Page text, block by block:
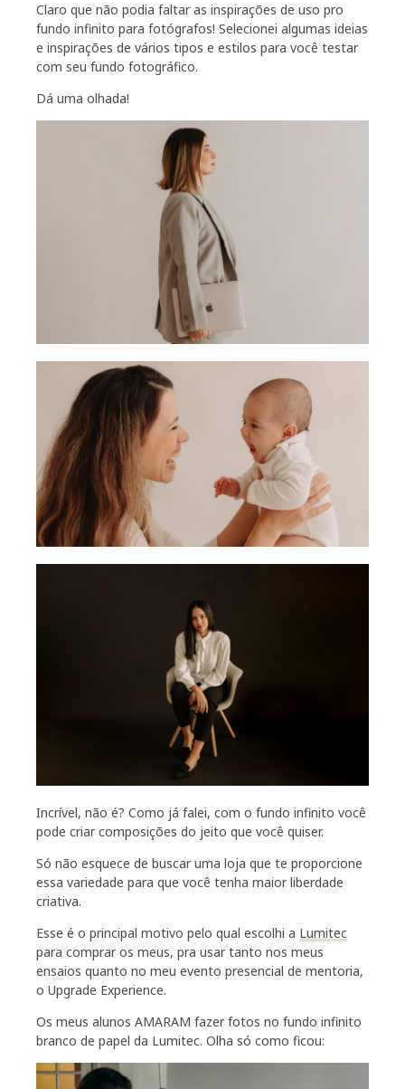
Claro que não podia faltar as inspirações de uso pro
fundo infinito para fotógrafos! Selecionei algumas ideias
e inspirações de vários tipos e estilos para você testar
com seu fundo fotográfico.
Dá uma olhada!
Incrível, não é? Como já falei, com o fundo infinito você
pode criar composições do jeito que você quiser.
Só não esquece de buscar uma loja que te proporcione
essa variedade para que você tenha maior liberdade
criativa.
Esse é o principal motivo pelo qual escolhi a Lumitec
para comprar os meus, pra usar tanto nos meus
ensaios quanto no meu evento presencial de mentoria,
o Upgrade Experience.
Os meus alunos AMARAM fazer fotos no fundo infinito
branco de papel da Lumitec. Olha só como ficou: